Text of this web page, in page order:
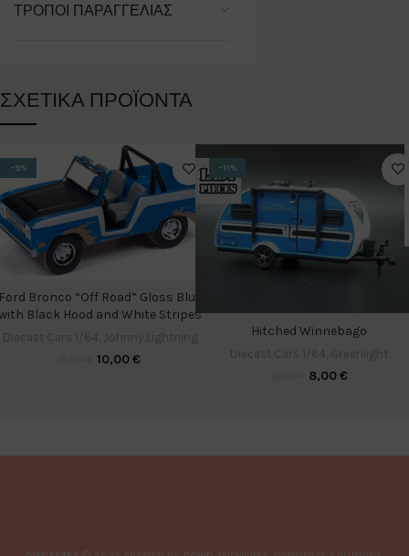
ΤΡΌΠΟΙ ΠΑΡΑΓΓΕΛΊΑΣ
ΣΧΕΤΙΚΆ ΠΡΟΪΌΝΤΑ
-9%
Bronco “Off Road” Gloss Blue
Black Hood and White Stripes
10,00€
-11%
Hitched Winnebago
8,00€